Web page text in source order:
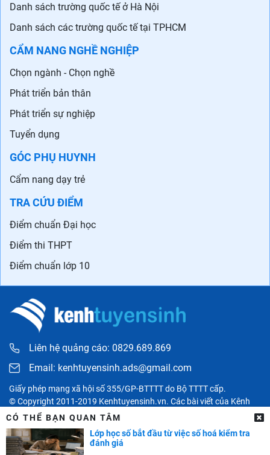
Danh sách trường quốc tế ở Hà Nội
Danh sách các trường quốc tế tại TPHCM
CẨM NANG NGHỀ NGHIỆP
Chọn ngành - Chọn nghề
Phát triển bản thân
Phát triển sự nghiệp
Tuyển dụng
GÓC PHỤ HUYNH
Cẩm nang dạy trẻ
TRA CỨU ĐIỂM
Điểm chuẩn Đại học
Điểm thi THPT
Điểm chuẩn lớp 10
Liên hệ quảng cáo: 0829.689.869
Email: kenhtuyensinh.ads@gmail.com
Giấy phép mạng xã hội số 355/GP-BTTTT do Bộ TTTT cấp.
© Copyright 2011-2019 Kenhtuyensinh.vn. Các bài viết của Kênh
tuyển sinh chỉ có tính chất tham khảo, được tổng hợp từ các nguồn
uy tín khác và bản quyền thuộc về các đối tác. Mọi thông tin liên
quan người đọc có thể liên hệ trực tiếp đến các cơ quan, tổ chức
hoặc cá nhân được đề cập trong bài viết.
CÓ THỂ BẠN QUAN TÂM
Lớp học số bắt đầu từ việc số hoá kiểm tra
đánh giá